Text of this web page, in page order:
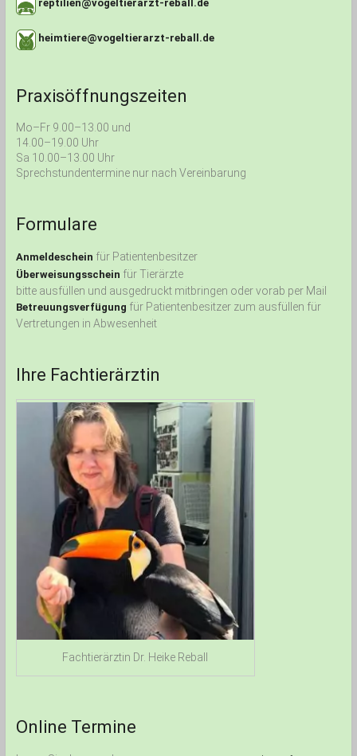
reptilien@vogeltierarzt-reball.de
heimtiere@vogeltierarzt-reball.de
Praxisöffnungszeiten
Mo–Fr 9.00–13.00 und
14.00–19.00 Uhr
Sa 10.00–13.00 Uhr
Sprechstundentermine nur nach Vereinbarung
Formulare
Anmeldeschein für Patientenbesitzer
Überweisungsschein für Tierärzte
bitte ausfüllen und ausgedruckt mitbringen oder vorab per Mail
Betreuungsverfügung für Patientenbesitzer zum ausfüllen für
Vertretungen in Abwesenheit
Ihre Fachtierärztin
Fachtierärztin Dr. Heike Reball
Online Termine